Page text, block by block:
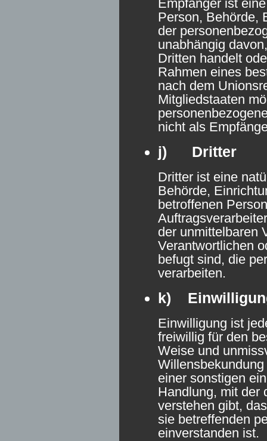
Empfänger ist
Person, Behörde,
der
unabhängig
Dritten handelt
Rahmen eines
nach dem
Mitgliedstaaten
nicht als
j) Dritter
Dritter ist eine
Behörde,
betroffenen
der unmittelbaren
Verantwortlichen
befugt sind, die
verarbeiten.
k)
Einwilligung ist
freiwillig für den
Weise und
einer sonstigen
Handlung, mit der
verstehen gibt,
sie betreffenden
einverstanden ist.